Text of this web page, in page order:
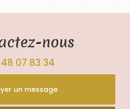
nous
07 83 34
un message